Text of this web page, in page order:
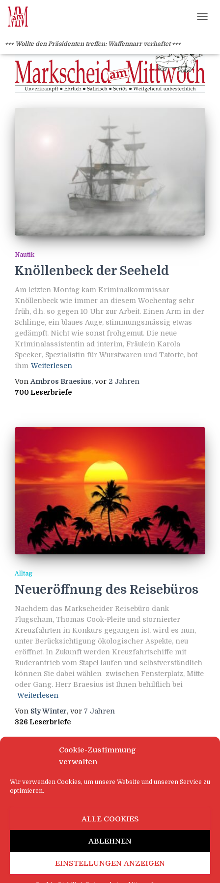
Cookie-Zustimmung
verwalten
Wir verwenden Cookies, um unsere Website und unseren Service zu
optimieren.
ALLE COOKIES
ABLEHNEN
EINSTELLUNGEN ANZEIGEN
+++ Wollte den Präsidenten treffen: Waffennarr verhaftet +++
Nautik
Knöllenbeck der Seeheld
Am letzten Montag kam Kriminalkommissar
Knöllenbeck wie immer an diesem Wochentag sehr
früh, d.h. so gegen 10 Uhr zur Arbeit. Einen Arm in der
Schlinge, ein blaues Auge, stimmungsmässig etwas
gedämpft. Nicht wie sonst frohgemut. Die neue
Kriminalassistentin ad interim, Fräulein Karola
Specker, Spezialistin für Wurstwaren und Tatorte, bot
ihm Weiterlesen
Von Ambros Braesius, vor 2 Jahren
700 Leserbriefe
Alltag
Neueröffnung des Reisebüros
Nachdem das Markscheider Reisebüro dank
Flugscham, Thomas Cook-Pleite und stornierter
Kreuzfahrten in Konkurs gegangen ist, wird es nun,
unter Berücksichtigung ökologischer Aspekte, neu
eröffnet. In Zukunft werden Kreuzfahrtschiffe mit
Ruderantrieb vom Stapel laufen und selbstverständlich
können Sie dabei wählen zwischen Fensterplatz, Mitte
oder Gang. Herr Braesius ist Ihnen behilflich bei
Weiterlesen
Von Sly Winter, vor 7 Jahren
326 Leserbriefe